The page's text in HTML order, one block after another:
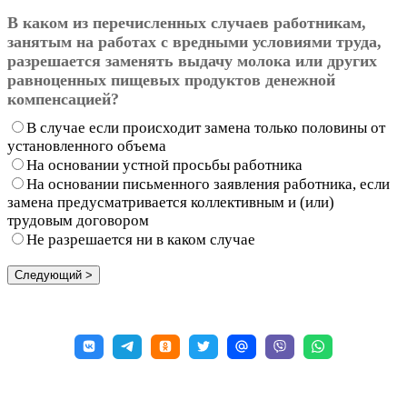
В каком из перечисленных случаев работникам,
занятым на работах с вредными условиями труда,
разрешается заменять выдачу молока или других
равноценных пищевых продуктов денежной
компенсацией?
В случае если происходит замена только половины от
установленного объема
На основании устной просьбы работника
На основании письменного заявления работника, если
замена предусматривается коллективным и (или)
трудовым договором
Не разрешается ни в каком случае